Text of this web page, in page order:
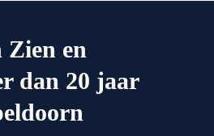
Zien en
dan 20 jaar